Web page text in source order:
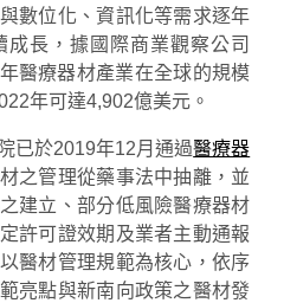
數位化、資訊化等需求逐年
長，據國際商業觀察公司
醫療器材產業在全球的規模
年可達4,902億美元。
已於2019年12月通過醫療器
之管理從藥事法中抽離，並
建立、部分低風險醫療器材
許可證效期及業者主動通報
醫材管理規範為核心，依序
亮點與新南向政策之醫材發